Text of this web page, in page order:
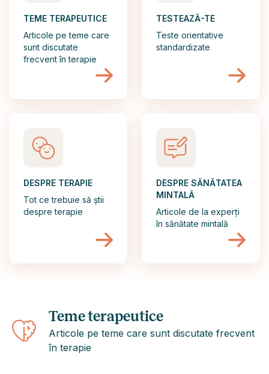
TEME TERAPEUTICE
Articole pe teme care
sunt discutate
frecvent în terapie
TESTEAZĂ-TE
Teste orientative
standardizate
DESPRE TERAPIE
Tot ce trebuie să știi
despre terapie
DESPRE SĂNĂTATEA
MINTALĂ
Articole de la experți
în sănătate mintală
Teme terapeutice
Articole pe teme care sunt discutate frecvent
în terapie